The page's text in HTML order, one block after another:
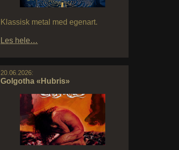
Klassisk metal med egenart.
Les hele…
20.06.2026:
Golgotha «Hubris»